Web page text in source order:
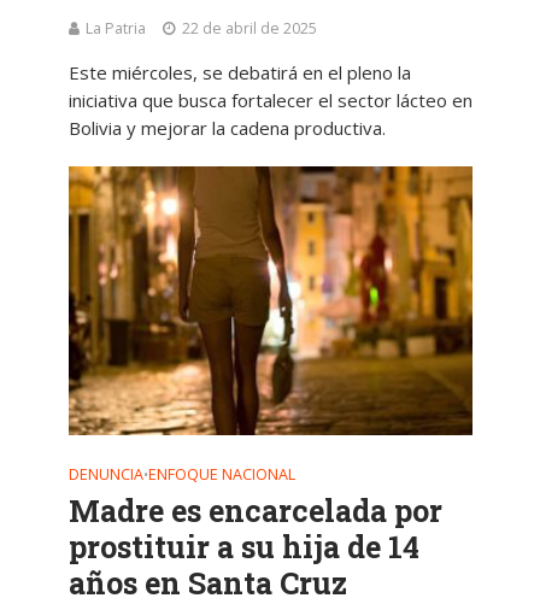
La Patria 22 de abril de 2025
Este miércoles, se debatirá en el pleno la
iniciativa que busca fortalecer el sector lácteo en
Bolivia y mejorar la cadena productiva.
DENUNCIA•ENFOQUE NACIONAL
Madre es encarcelada por
prostituir a su hija de 14
años en Santa Cruz